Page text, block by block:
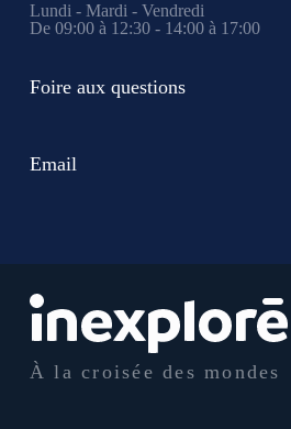
À la croisée des mondes
Lundi - Mardi - Vendredi
De 09:00 à 12:30 - 14:00 à 17:00
Foire aux questions
Email